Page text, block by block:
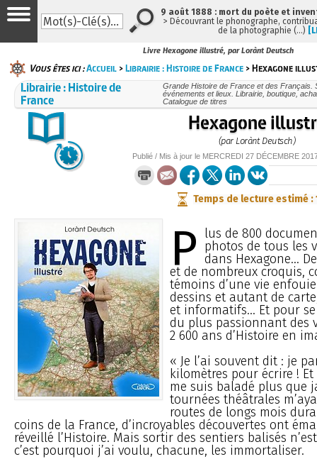
Livre Hexagone illustré, par Lorànt Deutsch
Vous êtes ici :Accueil >Librairie : Histoire de France > Hexagone
Librairie : Histoire de
France
Grande Histoire de France et des Français.
événements et lieux. Librairie, boutique,
Catalogue de titres
Hexagone
(par Lorànt Deutsch)
Publié / Mis à jour le MERCREDI 27 DÉCEMBRE
Temps de lecture estimé :
P lus de 800
photos de tous les
dans Hexagone...
et de nombreux croquis,
témoins d’une vie
dessins et autant de
et informatifs... Et pour
du plus passionnant des
2 600 ans d’Histoire en
« Je l’ai souvent dit : je
kilomètres pour écrire !
me suis baladé plus que
tournées théâtrales
routes de longs mois
coins de la France, d’incroyables découvertes ont
réveillé l’Histoire. Mais sortir des sentiers balisés
c’est pourquoi j’ai voulu, chacune, les immortaliser.
9 août 1888 : mort du poète et
> Découvrant le phonographe,
de la photographie (…)